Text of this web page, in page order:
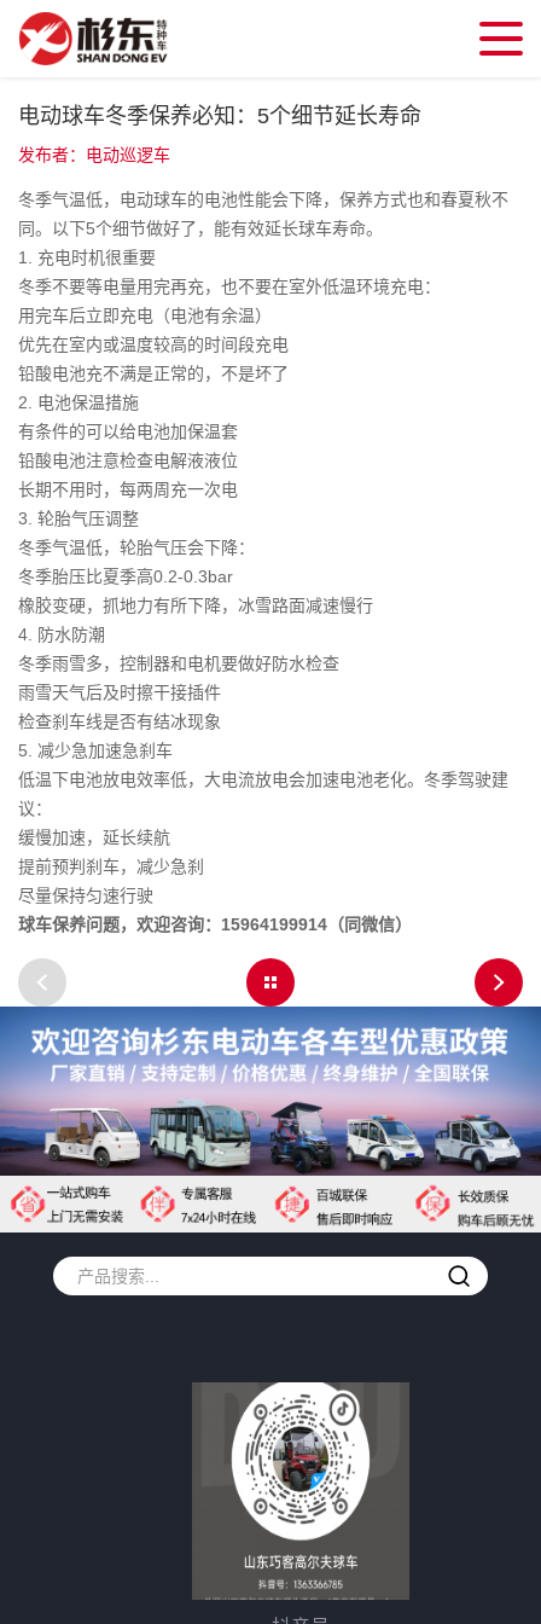
电动球车冬季保养必知：5个细节延长寿命
发布者：电动巡逻车
冬季气温低，电动球车的电池性能会下降，保养方式也和春夏秋不
同。以下5个细节做好了，能有效延长球车寿命。
1. 充电时机很重要
冬季不要等电量用完再充，也不要在室外低温环境充电：
用完车后立即充电（电池有余温）
优先在室内或温度较高的时间段充电
铅酸电池充不满是正常的，不是坏了
2. 电池保温措施
有条件的可以给电池加保温套
铅酸电池注意检查电解液液位
长期不用时，每两周充一次电
3. 轮胎气压调整
冬季气温低，轮胎气压会下降：
冬季胎压比夏季高0.2-0.3bar
橡胶变硬，抓地力有所下降，冰雪路面减速慢行
4. 防水防潮
冬季雨雪多，控制器和电机要做好防水检查
雨雪天气后及时擦干接插件
检查刹车线是否有结冰现象
5. 减少急加速急刹车
低温下电池放电效率低，大电流放电会加速电池老化。冬季驾驶建
议：
缓慢加速，延长续航
提前预判刹车，减少急刹
尽量保持匀速行驶
球车保养问题，欢迎咨询：15964199914（同微信）